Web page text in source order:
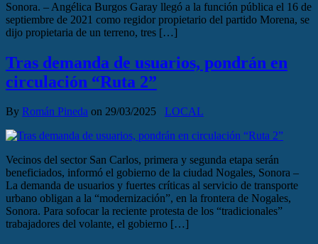
Sonora. – Angélica Burgos Garay llegó a la función pública el 16 de
septiembre de 2021 como regidor propietario del partido Morena, se
dijo propietaria de un terreno, tres […]
Tras demanda de usuarios, pondrán en
circulación “Ruta 2”
By Román Pineda on 29/03/2025 LOCAL
Vecinos del sector San Carlos, primera y segunda etapa serán
beneficiados, informó el gobierno de la ciudad Nogales, Sonora –
La demanda de usuarios y fuertes críticas al servicio de transporte
urbano obligan a la “modernización”, en la frontera de Nogales,
Sonora. Para sofocar la reciente protesta de los “tradicionales”
trabajadores del volante, el gobierno […]